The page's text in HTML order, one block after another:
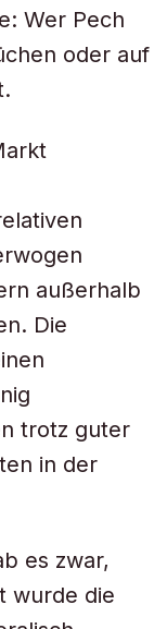
Wer Pech
oder auf
außerhalb
Die
trotz guter
in der
es zwar,
wurde die